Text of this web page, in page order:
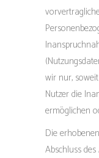
wir nur,
Nutzer die
ermöglichen
Die
Abschluss